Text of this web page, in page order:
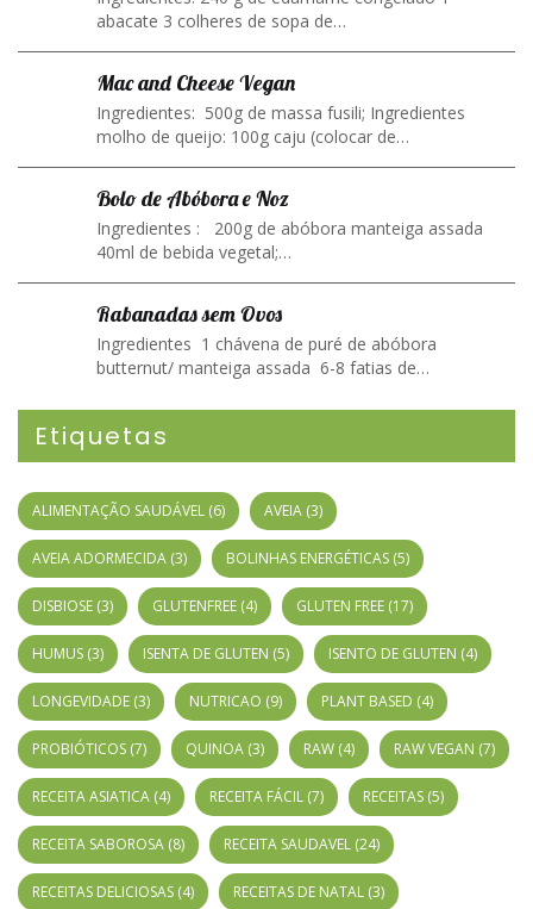
abacate 3 colheres de sopa de…
Mac and Cheese Vegan
Ingredientes: 500g de massa fusili; Ingredientes
molho de queijo: 100g caju (colocar de…
Bolo de Abóbora e Noz
Ingredientes : 200g de abóbora manteiga assada
40ml de bebida vegetal;…
Rabanadas sem Ovos
Ingredientes 1 chávena de puré de abóbora
butternut/ manteiga assada 6-8 fatias de…
Etiquetas
ALIMENTAÇÃO SAUDÁVEL (6) AVEIA (3)
AVEIA ADORMECIDA (3) BOLINHAS ENERGÉTICAS (5)
DISBIOSE (3) GLUTENFREE (4) GLUTEN FREE (17)
HUMUS (3) ISENTA DE GLUTEN (5) ISENTO DE GLUTEN (4)
LONGEVIDADE (3) NUTRICAO (9) PLANT BASED (4)
PROBIÓTICOS (7) QUINOA (3) RAW (4) RAW VEGAN (7)
RECEITA ASIATICA (4) RECEITA FÁCIL (7) RECEITAS (5)
RECEITA SABOROSA (8) RECEITA SAUDAVEL (24)
RECEITAS DELICIOSAS (4) RECEITAS DE NATAL (3)